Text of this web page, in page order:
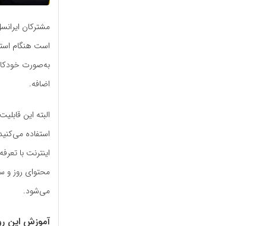
مشترکان
است هنگام
به‌صورت
اضافه.
البته این
استفاده
اینترنت با
محتوای روز و
می‌شود.
آموزش این